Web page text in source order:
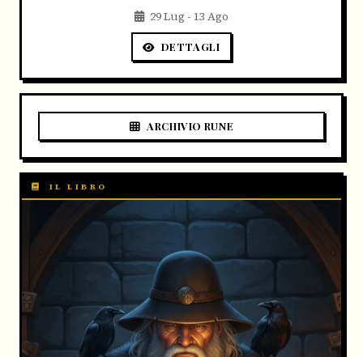
29 Lug - 13 Ago
DETTAGLI
ARCHIVIO RUNE
IL LIBRO